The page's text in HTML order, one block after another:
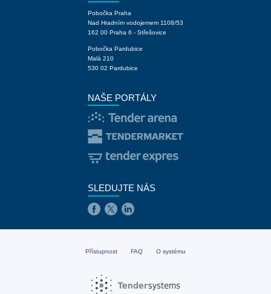
Pobočka Praha
Nad Hradním vodojemem 1108/53
162 00 Praha 6 - Střešovice
Pobočka Pardubice
Malá 210
530 02 Pardubice
NAŠE PORTÁLY
SLEDUJTE NÁS
Přístupnost FAQ O systému